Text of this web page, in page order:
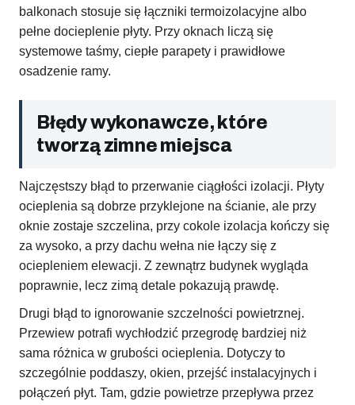
balkonach stosuje się łączniki termoizolacyjne albo
pełne docieplenie płyty. Przy oknach liczą się
systemowe taśmy, ciepłe parapety i prawidłowe
osadzenie ramy.
Błędy wykonawcze, które
tworzą zimne miejsca
Najczęstszy błąd to przerwanie ciągłości izolacji. Płyty
ocieplenia są dobrze przyklejone na ścianie, ale przy
oknie zostaje szczelina, przy cokole izolacja kończy się
za wysoko, a przy dachu wełna nie łączy się z
ociepleniem elewacji. Z zewnątrz budynek wygląda
poprawnie, lecz zimą detale pokazują prawdę.
Drugi błąd to ignorowanie szczelności powietrznej.
Przewiew potrafi wychłodzić przegrodę bardziej niż
sama różnica w grubości ocieplenia. Dotyczy to
szczególnie poddaszy, okien, przejść instalacyjnych i
połączeń płyt. Tam, gdzie powietrze przepływa przez